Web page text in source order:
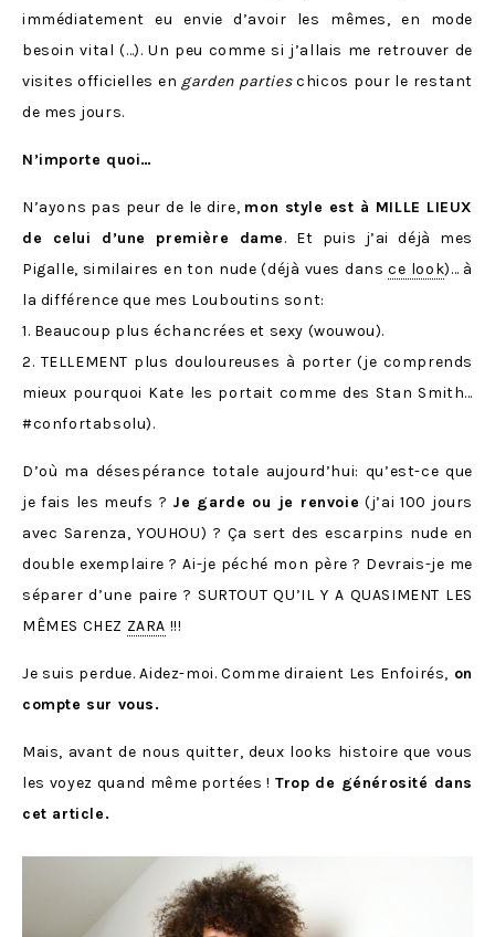
immédiatement eu envie d’avoir les mêmes, en mode
besoin vital (…). Un peu comme si j’allais me retrouver de
visites officielles en garden partieschicos pour le restant
de mes jours.
N’importe quoi…
N’ayons pas peur de le dire, mon style est à MILLE LIEUX
de celui d’une première dame. Et puis j’ai déjà mes
Pigalle, similaires en ton nude (déjà vues dansce look)… à
la différence que mes Louboutins sont:
1. Beaucoup plus échancrées et sexy (wouwou).
2. TELLEMENT plus douloureuses à porter (je comprends
mieux pourquoi Kate les portait comme des Stan Smith…
#confortabsolu).
D’où ma désespérance totale aujourd’hui: qu’est-ce que
je fais les meufs ? Je garde ou je renvoie (j’ai 100 jours
avec Sarenza, YOUHOU) ? Ça sert des escarpins nude en
double exemplaire ? Ai-je péché mon père ? Devrais-je me
séparer d’une paire ? SURTOUT QU’IL Y A QUASIMENT LES
MÊMES CHEZ ZARA !!!
Je suis perdue. Aidez-moi. Comme diraient Les Enfoirés, on
compte sur vous.
Mais, avant de nous quitter, deux looks histoire que vous
les voyez quand même portées ! Trop de générosité dans
cet article.